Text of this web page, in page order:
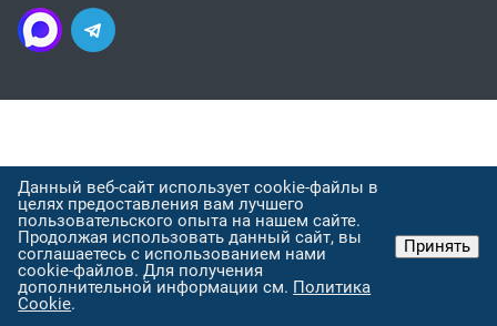
Данный веб-сайт использует cookie-файлы в
целях предоставления вам лучшего
пользовательского опыта на нашем сайте.
Продолжая использовать данный сайт, вы
соглашаетесь с использованием нами
cookie-файлов. Для получения
дополнительной информации см. Политика
Cookie.
Принять